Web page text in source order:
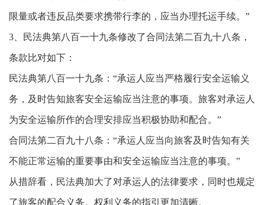
限量或者违反品类要求携带行李的，应当办理托运手续。”
3、民法典第八百一十九条修改了合同法第二百九十八条，
条款比对如下：
民法典第八百一十九条：“承运人应当严格履行安全运输义
务，及时告知旅客安全运输应当注意的事项。旅客对承运人
为安全运输所作的合理安排应当积极协助和配合。”
合同法第二百九十八条：“承运人应当向旅客及时告知有关
不能正常运输的重要事由和安全运输应当注意的事项。”
从措辞看，民法典加大了对承运人的法律要求，同时也规定
了旅客的配合义务。权利义务的指引更加清晰。